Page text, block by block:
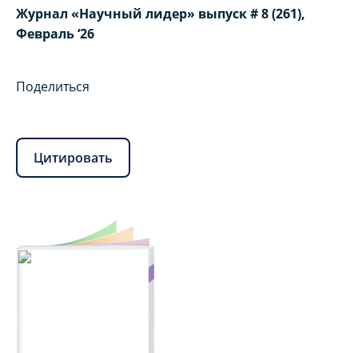
Журнал «Научный лидер» выпуск # 8 (261),
Февраль ‘26
Поделиться
Цитировать